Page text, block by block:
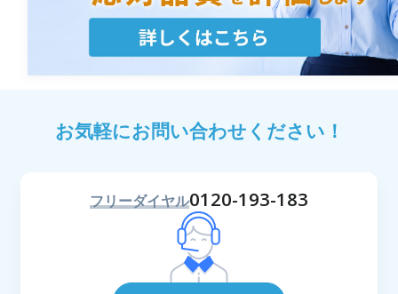
お気軽にお問い合わせください！
フリーダイヤル0120-193-183